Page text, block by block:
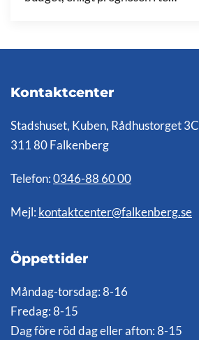
Kontaktcenter
Stadshuset, Kuben, Rådhustorget 3C
311 80 Falkenberg
Telefon: 0346-88 60 00
Mejl: kontaktcenter@falkenberg.se
Öppettider
Måndag-torsdag: 8-16
Fredag: 8-15
Dag före röd dag eller afton: 8-15